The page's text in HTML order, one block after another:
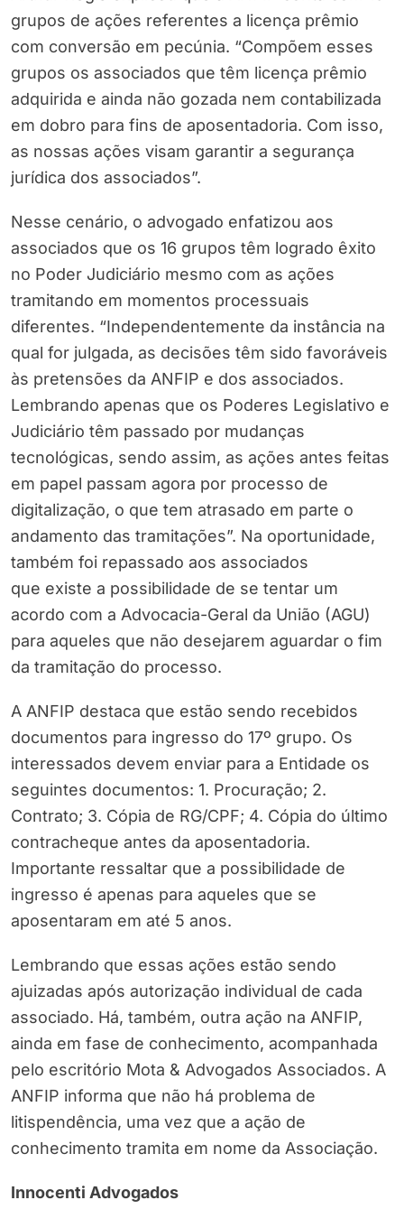
grupos de ações referentes a licença prêmio
com conversão em pecúnia. “Compõem esses
grupos os associados que têm licença prêmio
adquirida e ainda não gozada nem contabilizada
em dobro para fins de aposentadoria. Com isso,
as nossas ações visam garantir a segurança
jurídica dos associados”.
Nesse cenário, o advogado enfatizou aos
associados que os 16 grupos têm logrado êxito
no Poder Judiciário mesmo com as ações
tramitando em momentos processuais
diferentes. “Independentemente da instância na
qual for julgada, as decisões têm sido favoráveis
às pretensões da ANFIP e dos associados.
Lembrando apenas que os Poderes Legislativo e
Judiciário têm passado por mudanças
tecnológicas, sendo assim, as ações antes feitas
em papel passam agora por processo de
digitalização, o que tem atrasado em parte o
andamento das tramitações”. Na oportunidade,
também foi repassado aos associados
que existe a possibilidade de se tentar um
acordo com a Advocacia-Geral da União (AGU)
para aqueles que não desejarem aguardar o fim
da tramitação do processo.
A ANFIP destaca que estão sendo recebidos
documentos para ingresso do 17º grupo. Os
interessados devem enviar para a Entidade os
seguintes documentos: 1. Procuração; 2.
Contrato; 3. Cópia de RG/CPF; 4. Cópia do último
contracheque antes da aposentadoria.
Importante ressaltar que a possibilidade de
ingresso é apenas para aqueles que se
aposentaram em até 5 anos.
Lembrando que essas ações estão sendo
ajuizadas após autorização individual de cada
associado. Há, também, outra ação na ANFIP,
ainda em fase de conhecimento, acompanhada
pelo escritório Mota & Advogados Associados. A
ANFIP informa que não há problema de
litispendência, uma vez que a ação de
conhecimento tramita em nome da Associação.
Innocenti Advogados